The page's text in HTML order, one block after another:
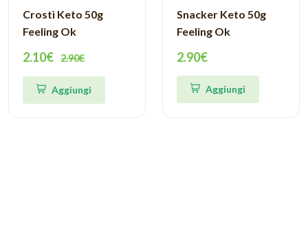
Crostì Keto 50g
Feeling Ok
2.10€ 2.90€
Aggiungi
Snacker Keto 50g
Feeling Ok
2.90€
Aggiungi